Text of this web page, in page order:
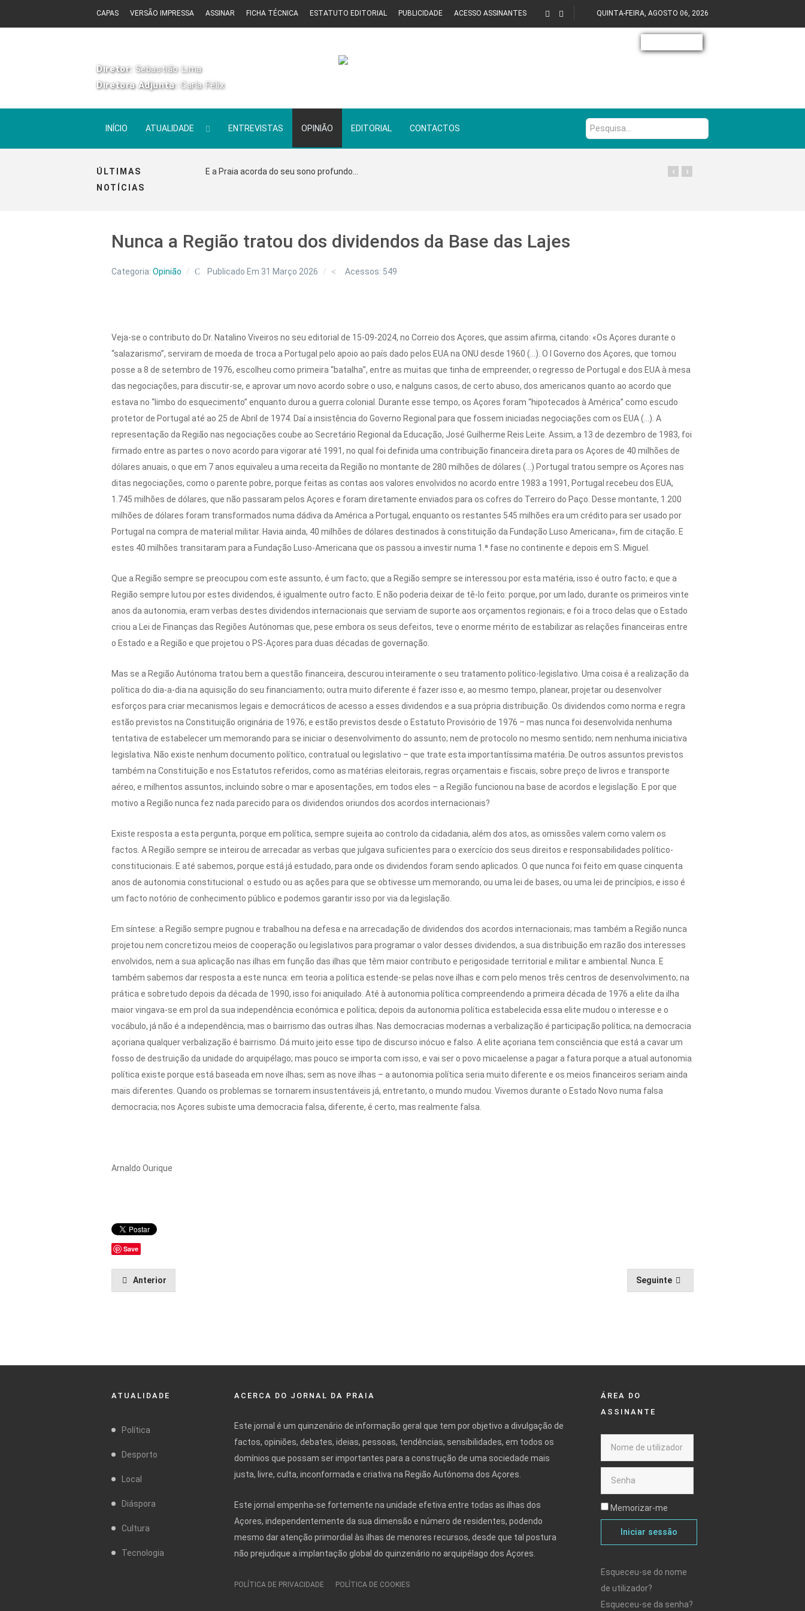
CAPAS VERSÃO IMPRESSA ASSINAR FICHA TÉCNICA ESTATUTO EDITORIAL PUBLICIDADE ACESSO ASSINANTES QUINTA-FEIRA, AGOSTO 06, 2026
Diretor: Sebastião Lima
Diretora Adjunta:Carla Félix
INÍCIO ATUALIDADE ENTREVISTAS OPINIÃO EDITORIAL CONTACTOS Pesquisa...
ÚLTIMAS
NOTÍCIAS
E a Praia acorda do seu sono profundo... ›
‹
Nunca a Região tratou dos dividendos da Base das Lajes
Categoria:Opinião Publicado Em 31 Março 2026 Acessos: 549
Veja-se o contributo do Dr. Natalino Viveiros no seu editorial de 15-09-2024, no Correio dos Açores, que assim afirma, citando: «Os Açores durante o
“salazarismo”, serviram de moeda de troca a Portugal pelo apoio ao país dado pelos EUA na ONU desde 1960 (...). O I Governo dos Açores, que tomou
posse a 8 de setembro de 1976, escolheu como primeira “batalha”, entre as muitas que tinha de empreender, o regresso de Portugal e dos EUA à mesa
das negociações, para discutir-se, e aprovar um novo acordo sobre o uso, e nalguns casos, de certo abuso, dos americanos quanto ao acordo que
estava no “limbo do esquecimento” enquanto durou a guerra colonial. Durante esse tempo, os Açores foram “hipotecados à América” como escudo
protetor de Portugal até ao 25 de Abril de 1974. Daí a insistência do Governo Regional para que fossem iniciadas negociações com os EUA (...). A
representação da Região nas negociações coube ao Secretário Regional da Educação, José Guilherme Reis Leite. Assim, a 13 de dezembro de 1983, foi
firmado entre as partes o novo acordo para vigorar até 1991, no qual foi definida uma contribuição financeira direta para os Açores de 40 milhões de
dólares anuais, o que em 7 anos equivaleu a uma receita da Região no montante de 280 milhões de dólares (...) Portugal tratou sempre os Açores nas
ditas negociações, como o parente pobre, porque feitas as contas aos valores envolvidos no acordo entre 1983 a 1991, Portugal recebeu dos EUA,
1.745 milhões de dólares, que não passaram pelos Açores e foram diretamente enviados para os cofres do Terreiro do Paço. Desse montante, 1.200
milhões de dólares foram transformados numa dádiva da América a Portugal, enquanto os restantes 545 milhões era um crédito para ser usado por
Portugal na compra de material militar. Havia ainda, 40 milhões de dólares destinados à constituição da Fundação Luso Americana», fim de citação. E
estes 40 milhões transitaram para a Fundação Luso-Americana que os passou a investir numa 1.ª fase no continente e depois em S. Miguel.
Que a Região sempre se preocupou com este assunto, é um facto; que a Região sempre se interessou por esta matéria, isso é outro facto; e que a
Região sempre lutou por estes dividendos, é igualmente outro facto. E não poderia deixar de tê-lo feito: porque, por um lado, durante os primeiros vinte
anos da autonomia, eram verbas destes dividendos internacionais que serviam de suporte aos orçamentos regionais; e foi a troco delas que o Estado
criou a Lei de Finanças das Regiões Autónomas que, pese embora os seus defeitos, teve o enorme mérito de estabilizar as relações financeiras entre
o Estado e a Região e que projetou o PS-Açores para duas décadas de governação.
Mas se a Região Autónoma tratou bem a questão financeira, descurou inteiramente o seu tratamento político-legislativo. Uma coisa é a realização da
política do dia-a-dia na aquisição do seu financiamento; outra muito diferente é fazer isso e, ao mesmo tempo, planear, projetar ou desenvolver
esforços para criar mecanismos legais e democráticos de acesso a esses dividendos e a sua própria distribuição. Os dividendos como norma e regra
estão previstos na Constituição originária de 1976; e estão previstos desde o Estatuto Provisório de 1976 – mas nunca foi desenvolvida nenhuma
tentativa de estabelecer um memorando para se iniciar o desenvolvimento do assunto; nem de protocolo no mesmo sentido; nem nenhuma iniciativa
legislativa. Não existe nenhum documento político, contratual ou legislativo – que trate esta importantíssima matéria. De outros assuntos previstos
também na Constituição e nos Estatutos referidos, como as matérias eleitorais, regras orçamentais e fiscais, sobre preço de livros e transporte
aéreo, e milhentos assuntos, incluindo sobre o mar e aposentações, em todos eles – a Região funcionou na base de acordos e legislação. E por que
motivo a Região nunca fez nada parecido para os dividendos oriundos dos acordos internacionais?
Existe resposta a esta pergunta, porque em política, sempre sujeita ao controlo da cidadania, além dos atos, as omissões valem como valem os
factos. A Região sempre se inteirou de arrecadar as verbas que julgava suficientes para o exercício dos seus direitos e responsabilidades político-
constitucionais. E até sabemos, porque está já estudado, para onde os dividendos foram sendo aplicados. O que nunca foi feito em quase cinquenta
anos de autonomia constitucional: o estudo ou as ações para que se obtivesse um memorando, ou uma lei de bases, ou uma lei de princípios, e isso é
um facto notório de conhecimento público e podemos garantir isso por via da legislação.
Em síntese: a Região sempre pugnou e trabalhou na defesa e na arrecadação de dividendos dos acordos internacionais; mas também a Região nunca
projetou nem concretizou meios de cooperação ou legislativos para programar o valor desses dividendos, a sua distribuição em razão dos interesses
envolvidos, nem a sua aplicação nas ilhas em função das ilhas que têm maior contributo e perigosidade territorial e militar e ambiental. Nunca. E
também sabemos dar resposta a este nunca: em teoria a política estende-se pelas nove ilhas e com pelo menos três centros de desenvolvimento; na
prática e sobretudo depois da década de 1990, isso foi aniquilado. Até à autonomia política compreendendo a primeira década de 1976 a elite da ilha
maior vingava-se em prol da sua independência económica e política; depois da autonomia política estabelecida essa elite mudou o interesse e o
vocábulo, já não é a independência, mas o bairrismo das outras ilhas. Nas democracias modernas a verbalização é participação política; na democracia
açoriana qualquer verbalização é bairrismo. Dá muito jeito esse tipo de discurso inócuo e falso. A elite açoriana tem consciência que está a cavar um
fosso de destruição da unidade do arquipélago; mas pouco se importa com isso, e vai ser o povo micaelense a pagar a fatura porque a atual autonomia
política existe porque está baseada em nove ilhas; sem as nove ilhas – a autonomia política seria muito diferente e os meios financeiros seriam ainda
mais diferentes. Quando os problemas se tornarem insustentáveis já, entretanto, o mundo mudou. Vivemos durante o Estado Novo numa falsa
democracia; nos Açores subiste uma democracia falsa, diferente, é certo, mas realmente falsa.
Arnaldo Ourique
Save
Anterior Seguinte
ATUALIDADE
Política
Desporto
Local
Diáspora
Cultura
Tecnologia
ACERCA DO JORNAL DA PRAIA
Este jornal é um quinzenário de informação geral que tem por objetivo a divulgação de
factos, opiniões, debates, ideias, pessoas, tendências, sensibilidades, em todos os
domínios que possam ser importantes para a construção de uma sociedade mais
justa, livre, culta, inconformada e criativa na Região Autónoma dos Açores.
Este jornal empenha-se fortemente na unidade efetiva entre todas as ilhas dos
Açores, independentemente da sua dimensão e número de residentes, podendo
mesmo dar atenção primordial às ilhas de menores recursos, desde que tal postura
não prejudique a implantação global do quinzenário no arquipélago dos Açores.
POLÍTICA DE PRIVACIDADE POLÍTICA DE COOKIES
ÁREA DO
ASSINANTE
Memorizar-me
Iniciar sessão
Esqueceu-se do nome
de utilizador?
Esqueceu-se da senha?